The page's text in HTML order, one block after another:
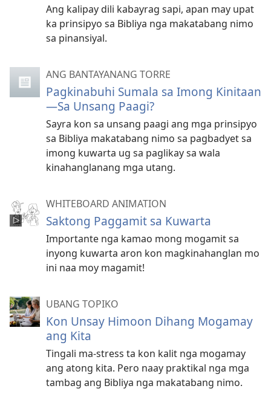
Ang kalipay dili kabayrag sapi, apan may upat
ka prinsipyo sa Bibliya nga makatabang nimo
sa pinansiyal.
ANG BANTAYANANG TORRE
Pagkinabuhi Sumala sa Imong Kinitaan
—Sa Unsang Paagi?
Sayra kon sa unsang paagi ang mga prinsipyo
sa Bibliya makatabang nimo sa pagbadyet sa
imong kuwarta ug sa paglikay sa wala
kinahanglanang mga utang.
WHITEBOARD ANIMATION
Saktong Paggamit sa Kuwarta
Importante nga kamao mong mogamit sa
inyong kuwarta aron kon magkinahanglan mo
ini naa moy magamit!
UBANG TOPIKO
Kon Unsay Himoon Dihang Mogamay
ang Kita
Tingali ma-stress ta kon kalit nga mogamay
ang atong kita. Pero naay praktikal nga mga
tambag ang Bibliya nga makatabang nimo.